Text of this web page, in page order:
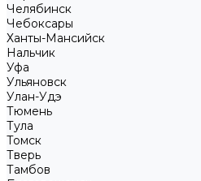
Челябинск
Чебоксары
Ханты-Мансийск
Нальчик
Уфа
Ульяновск
Улан-Удэ
Тюмень
Тула
Томск
Тверь
Тамбов